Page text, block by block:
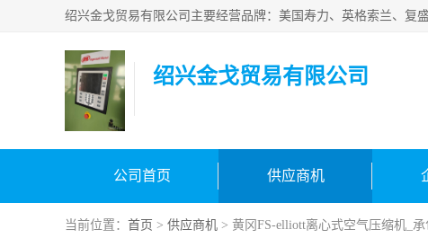
绍兴金戈贸易有限公司
公司首页 供应商机
当前位置： 首页 > 供应商机 > 黄冈FS-elliott离心式空气压缩机_